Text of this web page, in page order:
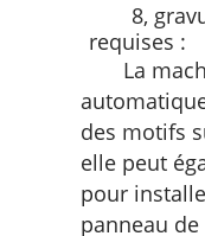
8,
requises :
La
des motifs
elle peut
pour
panneau